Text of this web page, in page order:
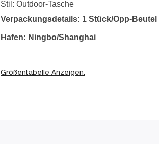
Stil: Outdoor-Tasche
Verpackungsdetails: 1 Stück/Opp-Beutel
Hafen: Ningbo/Shanghai
Größentabelle Anzeigen.